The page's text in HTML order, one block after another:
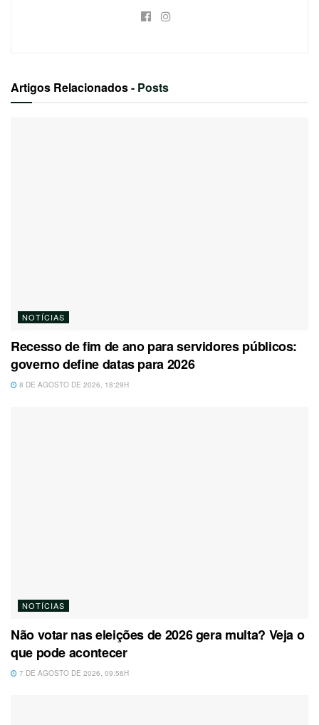
Artigos Relacionados- Posts
NOTÍCIAS
Recesso de fim de ano para servidores públicos:
governo define datas para 2026
8 DE AGOSTO DE 2026, 18:29H
NOTÍCIAS
Não votar nas eleições de 2026 gera multa? Veja o
que pode acontecer
7 DE AGOSTO DE 2026, 09:56H